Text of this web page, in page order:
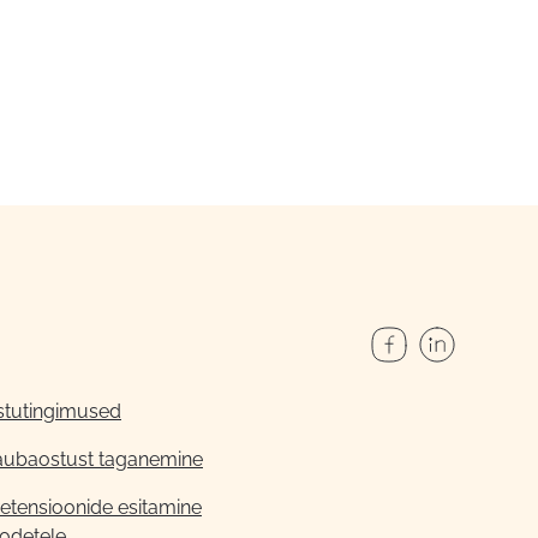
taganemine
esitamine